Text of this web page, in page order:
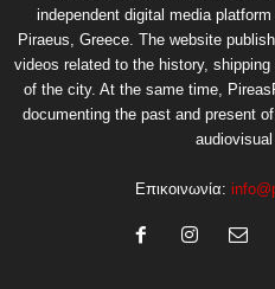
independent digital media
Piraeus, Greece. The website
videos related to the history,
of the city. At the same time,
documenting the past and present
audiovisual
Επικοινωνία: